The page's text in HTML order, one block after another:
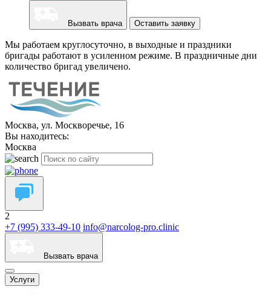
Вызвать врача Оставить заявку
Мы работаем круглосуточно, в выходные и праздники
бригады работают в усиленном режиме. В праздничные дни
количество бригад увеличено.
Москва, ул. Москворечье, 16
Вы находитесь:
Москва
2
+7 (995) 333-49-10 info@narcolog-pro.clinic
Вызвать врача
Услуги